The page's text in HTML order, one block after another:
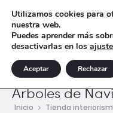
Árboles de
Inicio Tienda
Utilizamos cookies para
nuestra web.
Puedes aprender más
desactivarlas en los
Aceptar Rechazar